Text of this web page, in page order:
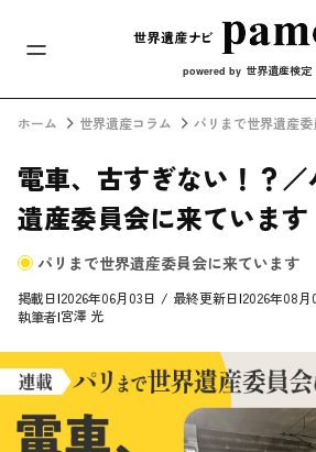
メ
powered by 世界遺産検定
ホーム 世界遺産コラム パリまで世界遺産委
電車、古すぎない！？
遺産委員会に来ています
パリまで世界遺産委員会に来ています
掲載日|2026年06月03日 / 最終更新日|2026年08月
執筆者|宮澤 光